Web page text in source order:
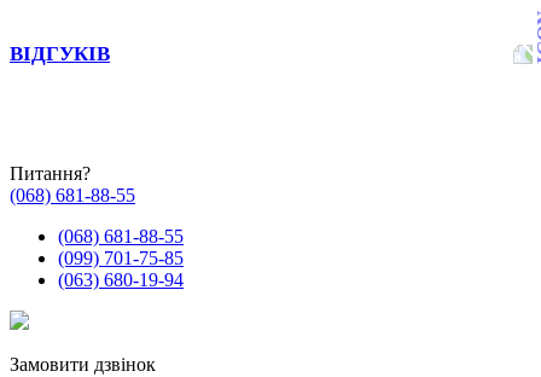
ВІДГУКІВ
Питання?
(068) 681-88-55
(068) 681-88-55
(099) 701-75-85
(063) 680-19-94
Замовити дзвінок